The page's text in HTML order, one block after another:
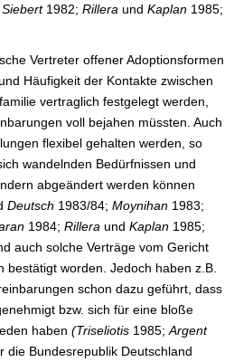
Siebert 1982; Rillera und Kaplan 1985;
Vertreter offener Adoptionsformen
Häufigkeit der Kontakte zwischen
vertraglich festgelegt werden,
voll bejahen müssten. Auch
flexibel gehalten werden, so
wandelnden Bedürfnissen und
abgeändert werden können
Deutsch 1983/84; Moynihan 1983;
1984; Rillera und Kaplan 1985;
auch solche Verträge vom Gericht
bestätigt worden. Jedoch haben z.B.
schon dazu geführt, dass
bzw. sich für eine bloße
haben (Triseliotis 1985; Argent
die Bundesrepublik Deutschland